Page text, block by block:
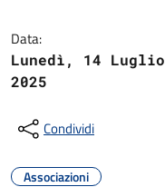
Data:
Lunedì, 14 Luglio
2025
Condividi
Associazioni